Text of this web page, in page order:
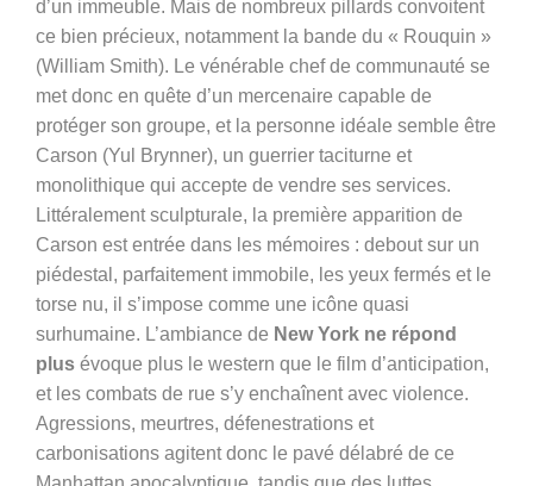
d’un immeuble. Mais de nombreux pillards convoitent
ce bien précieux, notamment la bande du « Rouquin »
(William Smith). Le vénérable chef de communauté se
met donc en quête d’un mercenaire capable de
protéger son groupe, et la personne idéale semble être
Carson (Yul Brynner), un guerrier taciturne et
monolithique qui accepte de vendre ses services.
Littéralement sculpturale, la première apparition de
Carson est entrée dans les mémoires : debout sur un
piédestal, parfaitement immobile, les yeux fermés et le
torse nu, il s’impose comme une icône quasi
surhumaine. L’ambiance de New York ne répond
plus évoque plus le western que le film d’anticipation,
et les combats de rue s’y enchaînent avec violence.
Agressions, meurtres, défenestrations et
carbonisations agitent donc le pavé délabré de ce